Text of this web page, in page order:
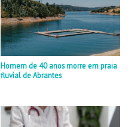
Homem de 40 anos morre em praia
fluvial de Abrantes